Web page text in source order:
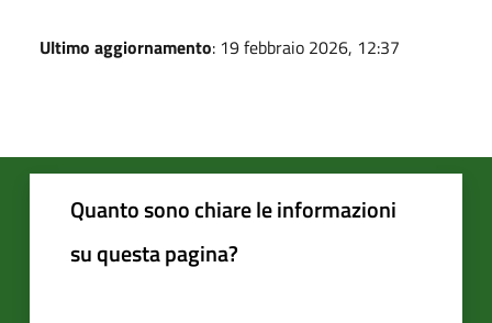
Ultimo aggiornamento: 19 febbraio 2026, 12:37
Quanto sono chiare le informazioni
su questa pagina?